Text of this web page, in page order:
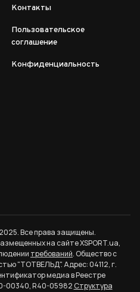
Контакты
Пользовательское
соглашение
Конфиденциальность
Все права защищены.
на сайте XSPORT.ua,
требований. Общество с
"ТОТВЕЛЬД". Адрес: 04112, г.
медиа в Реестре
00340, R40-05982Структура